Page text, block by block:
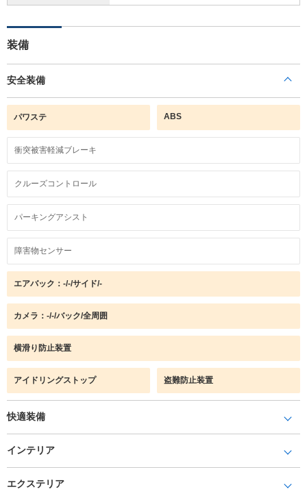
装備
安全装備
パワステ ABS
衝突被害軽減ブレーキ
クルーズコントロール
パーキングアシスト
障害物センサー
エアバック：-/-/サイド/-
カメラ：-/-/バック/全周囲
横滑り防止装置
アイドリングストップ 盗難防止装置
快適装備
インテリア
エクステリア